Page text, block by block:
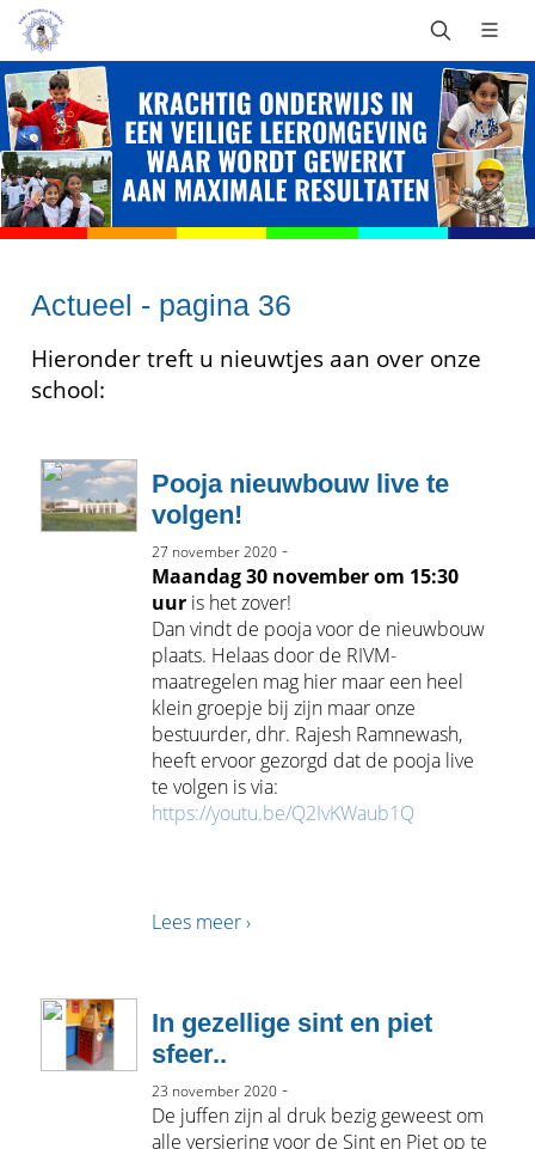
Actueel - pagina 36
Hieronder treft u nieuwtjes aan over onze
school:
Pooja nieuwbouw live te
volgen!
27 november 2020 -
Maandag 30 november om 15:30
uur is het zover!
Dan vindt de pooja voor de nieuwbouw
plaats. Helaas door de RIVM-
maatregelen mag hier maar een heel
klein groepje bij zijn maar onze
bestuurder, dhr. Rajesh Ramnewash,
heeft ervoor gezorgd dat de pooja live
te volgen is via:
https://youtu.be/Q2IvKWaub1Q
Lees meer ›
In gezellige sint en piet
sfeer..
23 november 2020 -
De juffen zijn al druk bezig geweest om
alle versiering voor de Sint en Piet op te